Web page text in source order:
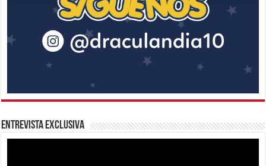
Entrevista Exclusiva